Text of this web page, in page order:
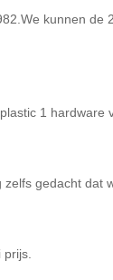
kunnen
1 hardware
gedacht dat